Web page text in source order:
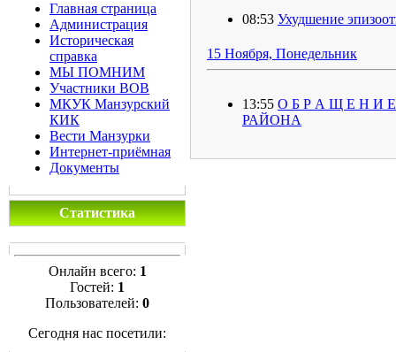
Главная страница
Администрация
Историческая
справка
МЫ ПОМНИМ
Участники ВОВ
МКУК Манзурский
КИК
Вести Манзурки
Интернет-приёмная
Документы
Статистика
Онлайн всего: 1
Гостей: 1
Пользователей: 0
Сегодня нас посетили:
08:53 Ухудшение
15 Ноября, Понедельник
13:55 О Б Р А Щ Е Н И
РАЙОНА